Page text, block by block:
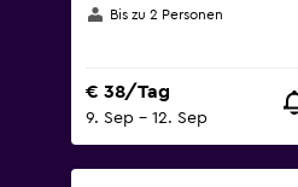
Bis zu 2 Personen
€ 38/Tag
9. Sep – 12. Sep